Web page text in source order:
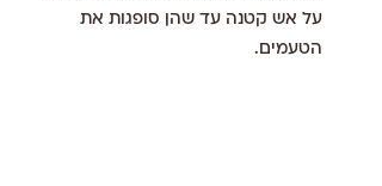
על אש קטנה עד שהן סופגות את
הטעמים.